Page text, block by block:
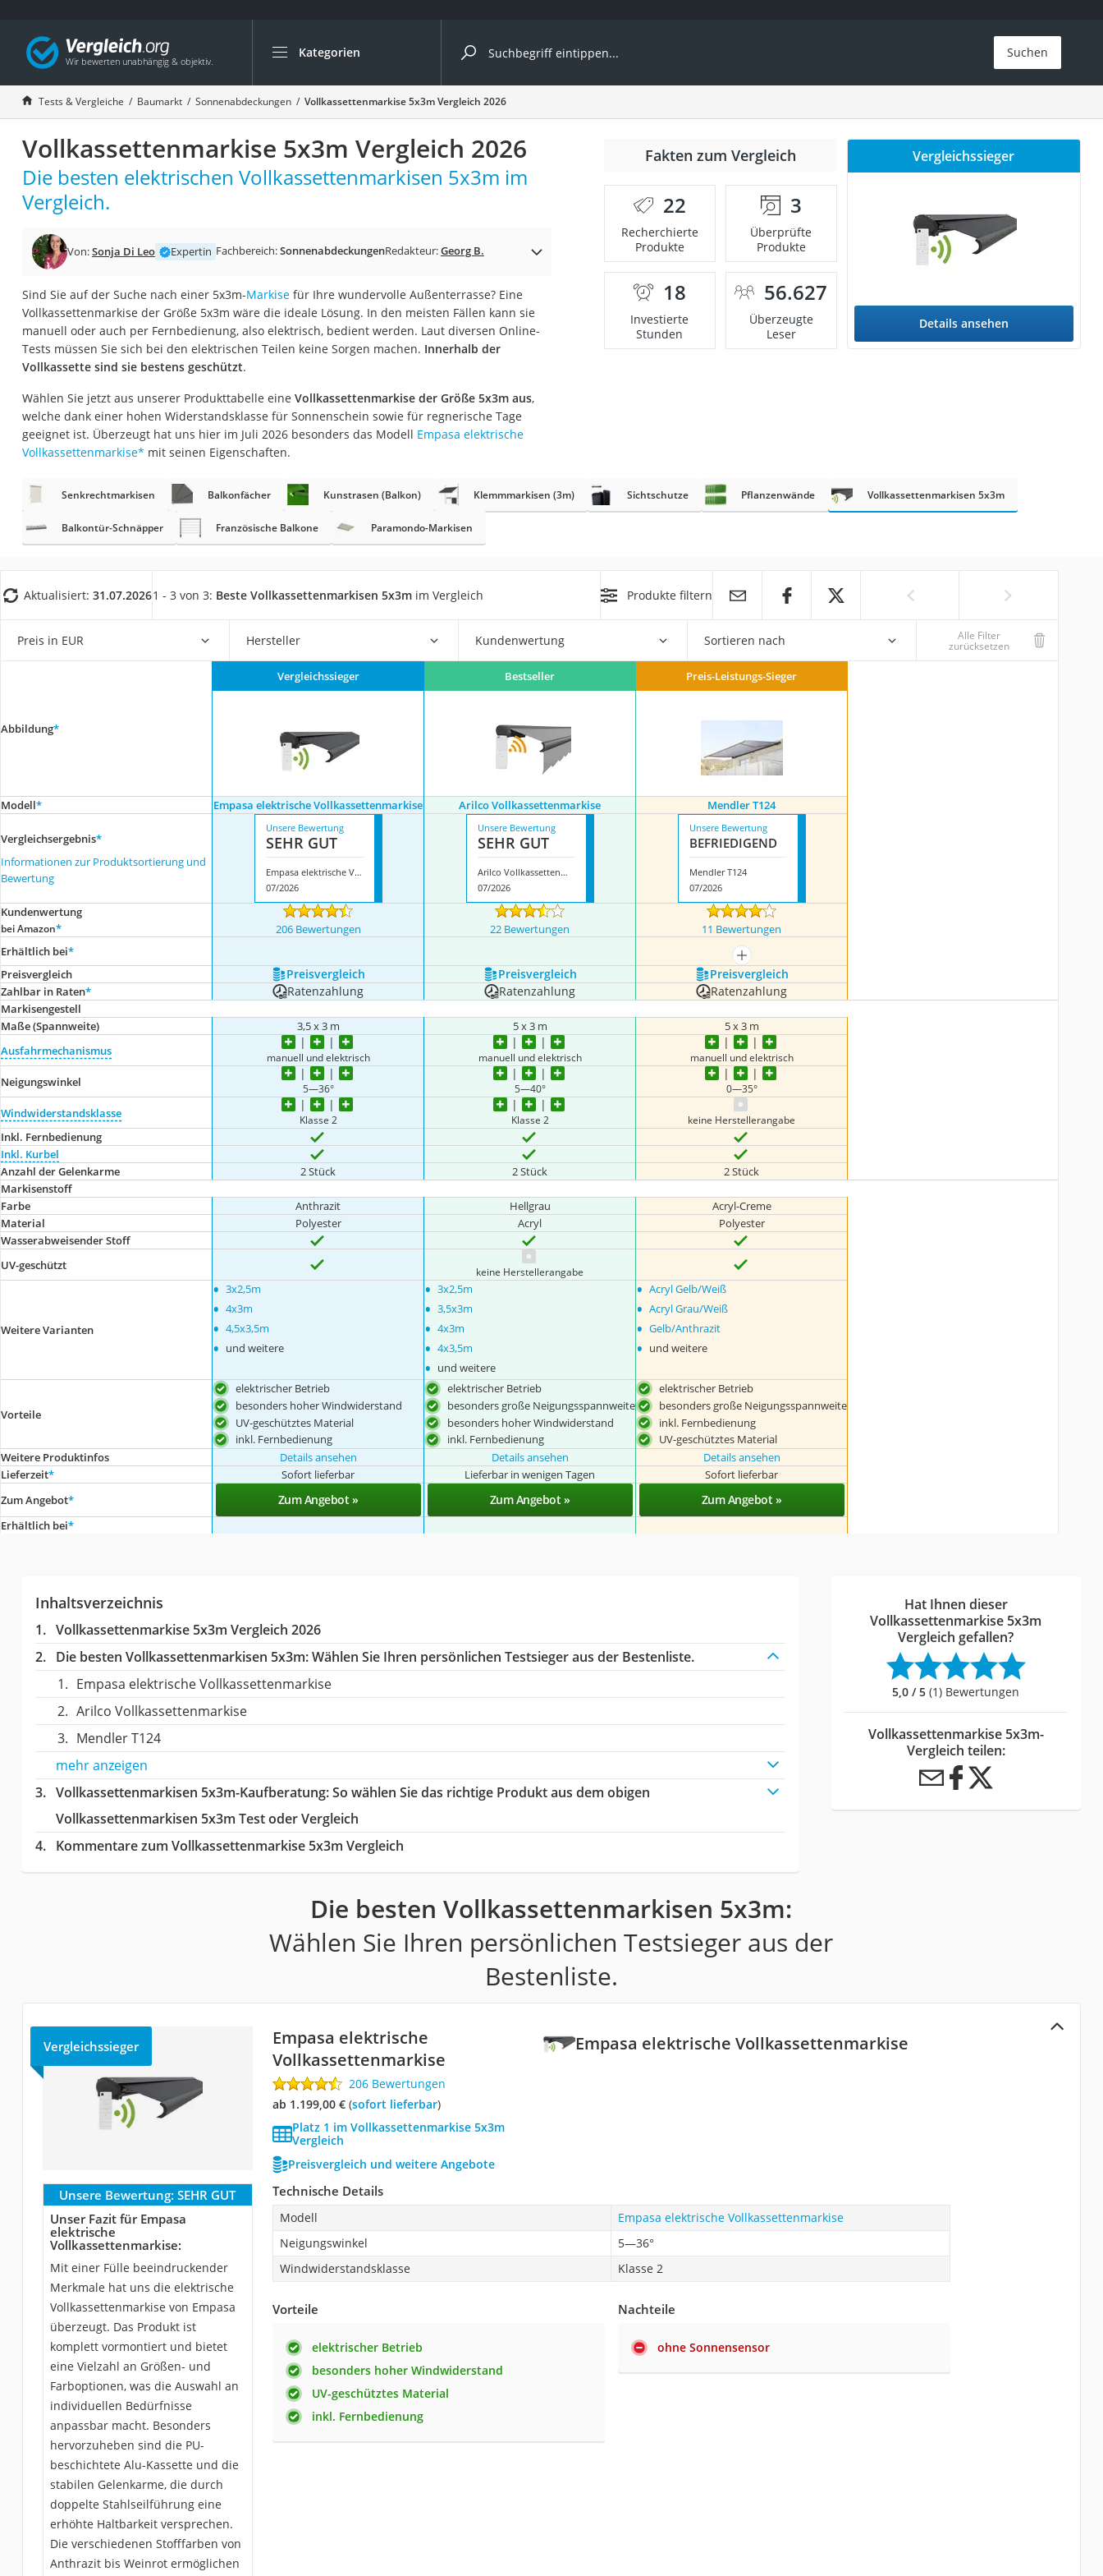
Kategorien
Die beliebtesten Vergleiche nach Kategorie
Baumarkt
Tresor feuerfest
Makita-Akku-Rasenmäher
Kappsäge
Feuchtigkeitsmessgerät
Pelletofen
Bohrmaschine
Tiefbrunnenpumpe
Hochdruckreiniger
Doppelschleifer
Überwachungskamera
Benzinrasenmäher mit Elektrostart
Akku-Laubsauger
Löschdecke
Winterharte Palmen
Service
Suchen
Tests & Vergleiche Baumarkt Sonnenabdeckungen Vollkassettenmarkise 5x3m Vergleich 2026
Vollkassettenmarkise 5x3m Vergleich 2026
Die besten elektrischen Vollkassettenmarkisen 5x3m im
Vergleich.
Von:Sonja Di Leo Expertin Fachbereich:SonnenabdeckungenRedakteur:Georg B.
Sind Sie auf der Suche nach einer 5x3m-Markisefür Ihre wundervolle Außenterrasse? Eine
Vollkassettenmarkise der Größe 5x3m wäre die ideale Lösung. In den meisten Fällen kann sie
manuell oder auch per Fernbedienung, also elektrisch, bedient werden. Laut diversen Online-
Tests müssen Sie sich bei den elektrischen Teilen keine Sorgen machen. Innerhalb der
Vollkassette sind sie bestens geschützt.
Wählen Sie jetzt aus unserer Produkttabelle eine Vollkassettenmarkise der Größe 5x3m aus,
welche dank einer hohen Widerstandsklasse für Sonnenschein sowie für regnerische Tage
geeignet ist. Überzeugt hat uns hier im Juli 2026 besonders das Modell Empasa elektrische
Vollkassettenmarkise* mit seinen Eigenschaften.
Fakten zum Vergleich
22
Recherchierte
Produkte
3
Überprüfte
Produkte
18
Investierte
Stunden
56.627
Überzeugte
Leser
Vergleichssieger
Details ansehen
Senkrechtmarkisen Balkonfächer Kunstrasen (Balkon) Klemmmarkisen (3m) Sichtschutze Pflanzenwände Vollkassettenmarkisen 5x3m
Balkontür-Schnäpper Französische Balkone Paramondo-Markisen
Aktualisiert: 31.07.20261 - 3 von 3: Beste Vollkassettenmarkisen 5x3m im Vergleich Produkte filtern
Preis in EUR Hersteller Kundenwertung Sortieren nach Alle Filter
zurücksetzen
Abbildung*
Vergleichssieger Bestseller Preis-Leistungs-Sieger
Modell* Empasa elektrische Vollkassettenmarkise Arilco Vollkassettenmarkise Mendler T124
Vergleichsergebnis*
Informationen zur Produktsortierung und
Bewertung
Unsere Bewertung
SEHR GUT
Empasa elektrische Vollkassettenmarkise
07/2026
Unsere Bewertung
SEHR GUT
Arilco Vollkassettenmarkise
07/2026
Unsere Bewertung
BEFRIE­DI­GEND
Mendler T124
07/2026
Kundenwertung
bei Amazon* 206 Bewertungen 22 Bewertungen
11 Bewertungen
Erhältlich bei*
mehr anzeigen
Preis­vergleich
Preis­vergleich Preis­vergleich Preis­vergleich
Zahlbar in Raten* Ratenzahlung Ratenzahlung Ratenzahlung
Markisengestell
Maße (Spannweite)
3,5 x 3 m 5 x 3 m
5 x 3 m
Ausfahrmechanismus
manuell und elektrisch manuell und elektrisch manuell und elektrisch
Neigungswinkel 5—36° 5—40° 0—35°
Windwiderstandsklasse Klasse 2 Klasse 2 keine Herstellerangabe
Inkl. Fernbedienung
Inkl. Kurbel
Anzahl der Gelenkarme
2 Stück 2 Stück
2 Stück
Markisenstoff
Farbe
Anthrazit Hellgrau
Acryl-Creme
Material
Polyester Acryl
Polyester
Wasserabweisender Stoff
UV-geschützt
keine Herstellerangabe
Weitere Varianten
• 3x2,5m
• 4x3m
• 4,5x3,5m
• und weitere
• 3x2,5m
• 3,5x3m
• 4x3m
• 4x3,5m
• und weitere
• Acryl Gelb/Weiß
• Acryl Grau/Weiß
• Gelb/Anthrazit
• und weitere
Vorteile
elektrischer Betrieb
besonders hoher Windwiderstand
UV-geschütztes Material
inkl. Fernbedienung
elektrischer Betrieb
besonders große Neigungsspannweite
besonders hoher Windwiderstand
inkl. Fernbedienung
elektrischer Betrieb
besonders große Neigungsspannweite
inkl. Fernbedienung
UV-geschütztes Material
Weitere Produktinfos
Details ansehen Details ansehen
Details ansehen
Lieferzeit* Sofort lieferbar Lieferbar in wenigen Tagen
Sofort lieferbar
Zum Angebot* Zum Angebot » Zum Angebot » Zum Angebot »
Erhältlich bei*
Inhaltsverzeichnis
Vollkassettenmarkise 5x3m Vergleich 2026
Die besten Vollkassettenmarkisen 5x3m:Wählen Sie Ihren persönlichen Testsieger aus der Bestenliste.
Empasa elektrische Vollkassettenmarkise
Arilco Vollkassettenmarkise
Mendler T124
mehr anzeigen
Vollkassettenmarkisen 5x3m-Kaufberatung: So wählen Sie das richtige Produkt aus dem obigen
Vollkassettenmarkisen 5x3m Test oder Vergleich
Kommentare zum Vollkassettenmarkise 5x3m Vergleich
Hat Ihnen dieser
Vollkassettenmarkise 5x3m
Vergleich gefallen?
5,0 / 5 (1) Bewertungen
Vollkassettenmarkise 5x3m-
Vergleich teilen:
Die besten Vollkassettenmarkisen 5x3m:
Wählen Sie Ihren persönlichen Testsieger aus der
Bestenliste.
Empasa elektrische Vollkassettenmarkise
Vergleichssieger
Empasa elektrische
Vollkassettenmarkise
206 Bewertungen
ab 1.199,00 €( Sofort lieferbar)
Platz 1 im Vollkassettenmarkise 5x3m
Vergleich
Preisvergleich und weitere Angebote
Unsere Bewertung: SEHR GUT
Unser Fazit für Empasa
elektrische
Vollkassettenmarkise:
Mit einer Fülle beeindruckender
Merkmale hat uns die elektrische
Vollkassettenmarkise von Empasa
überzeugt. Das Produkt ist
komplett vormontiert und bietet
eine Vielzahl an Größen- und
Farboptionen, was die Auswahl an
individuellen Bedürfnisse
anpassbar macht. Besonders
hervorzuheben sind die PU-
beschichtete Alu-Kassette und die
stabilen Gelenkarme, die durch
doppelte Stahlseilführung eine
erhöhte Haltbarkeit versprechen.
Die verschiedenen Stofffarben von
Anthrazit bis Weinrot ermöglichen
Technische Details
Modell
Empasa elektrische Vollkassettenmarkise
Neigungswinkel
5—36°
Windwiderstandsklasse
Klasse 2
Vorteile
elektrischer Betrieb
besonders hoher Windwiderstand
UV-geschütztes Material
inkl. Fernbedienung
Nachteile
ohne Sonnensensor